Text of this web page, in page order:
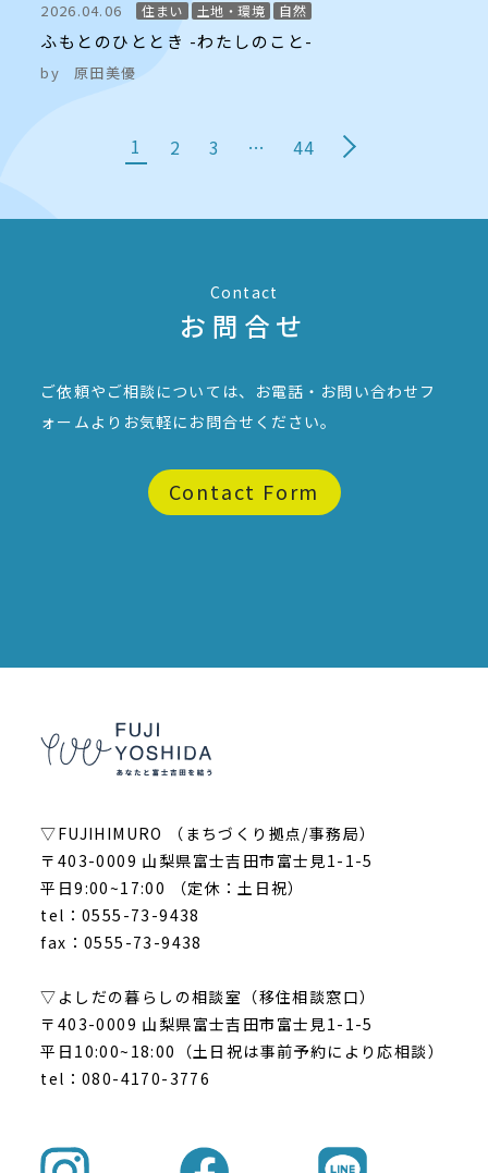
2026.04.06 住まい 土地・環境 自然
ふもとのひととき -わたしのこと-
by 原田美優
1 2 3 … 44
Contact
お問合せ
ご依頼やご相談については、お電話・お問い合わせフ
ォームより お気軽にお問合せください。
Contact Form
▽FUJIHIMURO （まちづくり拠点/事務局）
〒403-0009 山梨県富士吉田市富士見1-1-5
平日9:00~17:00 （定休：土日祝）
tel：0555-73-9438
fax：0555-73-9438
▽よしだの暮らしの相談室（移住相談窓口）
〒403-0009 山梨県富士吉田市富士見1-1-5
平日10:00~18:00（土日祝は事前予約により応相談）
tel：080-4170-3776